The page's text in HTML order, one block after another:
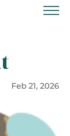
Feb 21, 2026